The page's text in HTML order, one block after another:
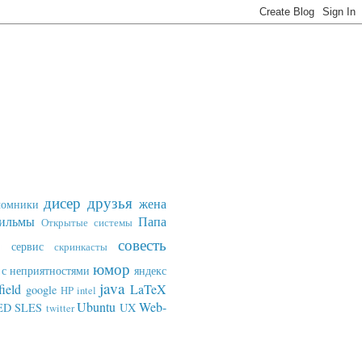
дисер друзья жена
Открытые системы Папа
сервис скринкасты
совесть
неприятностями юмор яндекс
google HP intel java LaTeX
SLES twitterUbuntu UX Web-